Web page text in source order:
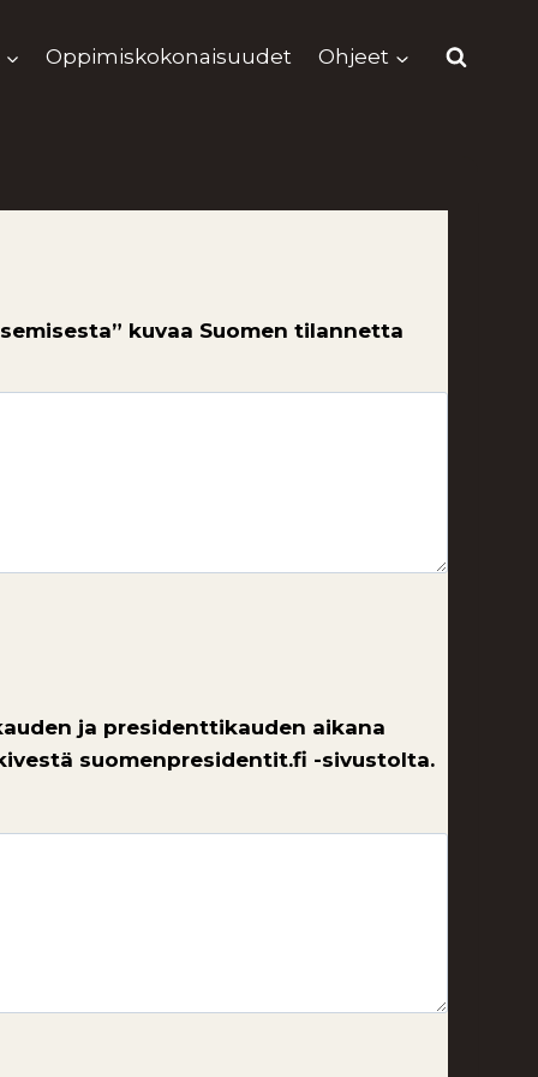
Oppimiskokonaisuudet Ohjeet
kuvaa Suomen tilannetta
ja presidenttikauden aikana
suomenpresidentit.fi -sivustolta.